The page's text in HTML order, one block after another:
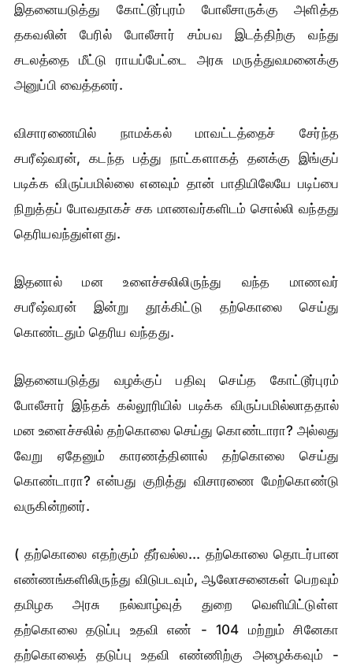
இதனையடுத்து கோட்டூர்புரம் போலீசாருக்கு அளித்த
தகவலின் பேரில் போலீசார் சம்பவ இடத்திற்கு வந்து
சடலத்தை மீட்டு ராயப்பேட்டை அரசு மருத்துவமனைக்கு
அனுப்பி வைத்தனர்.
விசாரணையில் நாமக்கல் மாவட்டத்தைச் சேர்ந்த
சபரீஷ்வரன், கடந்த பத்து நாட்களாகத் தனக்கு இங்குப்
படிக்க விருப்பமில்லை எனவும் தான் பாதியிலேயே படிப்பை
நிறுத்தப் போவதாகச் சக மாணவர்களிடம் சொல்லி வந்தது
தெரியவந்துள்ளது.
இதனால் மன உளைச்சலிலிருந்து வந்த மாணவர்
சபரீஷ்வரன் இன்று தூக்கிட்டு தற்கொலை செய்து
கொண்டதும் தெரிய வந்தது.
இதனையடுத்து வழக்குப் பதிவு செய்த கோட்டூர்புரம்
போலீசார் இந்தக் கல்லூரியில் படிக்க விருப்பமில்லாததால்
மன உளைச்சலில் தற்கொலை செய்து கொண்டாரா? அல்லது
வேறு ஏதேனும் காரணத்தினால் தற்கொலை செய்து
கொண்டாரா? என்பது குறித்து விசாரணை மேற்கொண்டு
வருகின்றனர்.
( தற்கொலை எதற்கும் தீர்வல்ல... தற்கொலை தொடர்பான
எண்ணங்களிலிருந்து விடுபடவும், ஆலோசனைகள் பெறவும்
தமிழக அரசு நல்வாழ்வுத் துறை வெளியிட்டுள்ள
தற்கொலை தடுப்பு உதவி எண் - 104 மற்றும் சினேகா
தற்கொலைத் தடுப்பு உதவி எண்ணிற்கு அழைக்கவும் -